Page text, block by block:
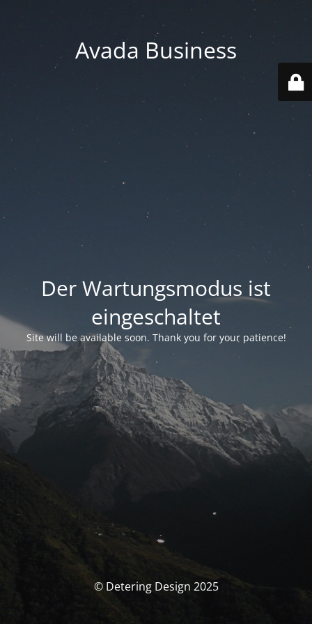
Avada Business
Der Wartungsmodus ist
eingeschaltet
Site will be available soon. Thank you for your patience!
© Detering Design 2025